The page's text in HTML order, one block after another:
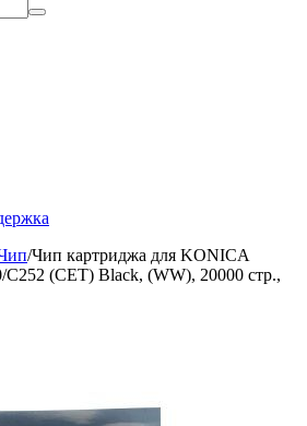
/Чип картриджа для KONICA
(CET) Black, (WW), 20000 стр.,